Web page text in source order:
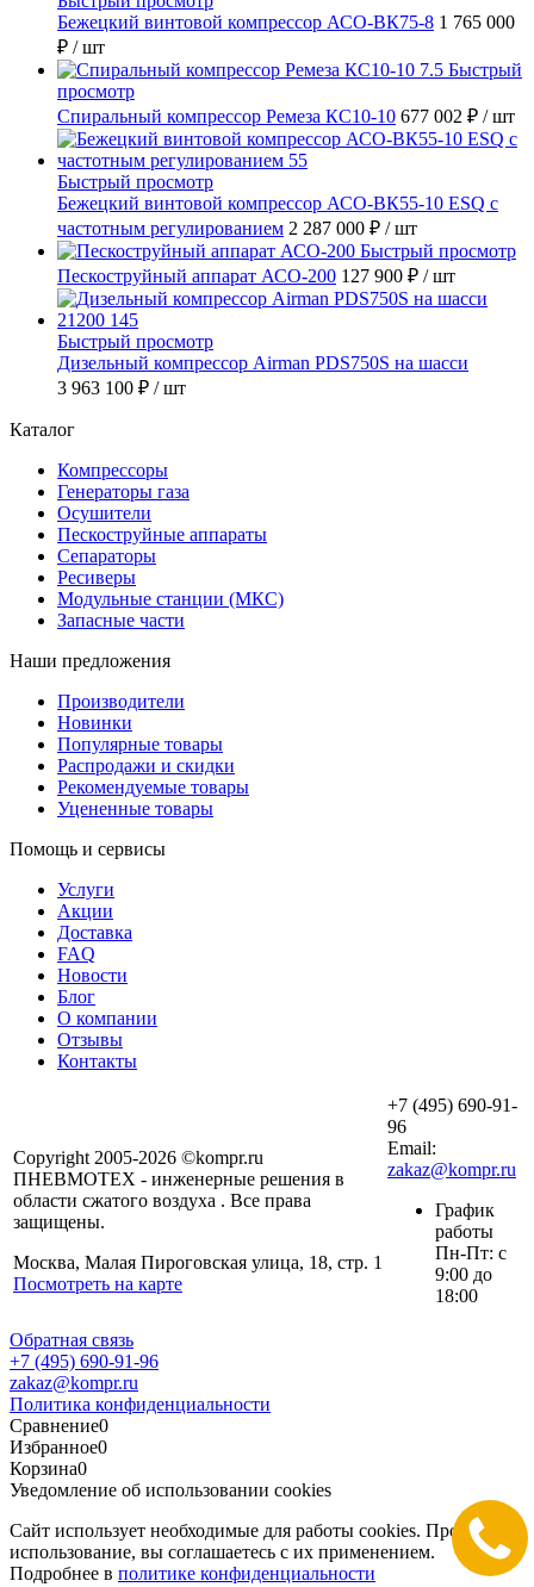
Бежецкий винтовой компрессор АСО-ВК75-8 1 765 000
₽ / шт
Быстрый
просмотр
Спиральный компрессор Ремеза КС10-10 677 002 ₽ / шт
Быстрый просмотр
Бежецкий винтовой компрессор АСО-ВК55-10 ESQ с
частотным регулированием 2 287 000 ₽ / шт
Быстрый просмотр
Пескоструйный аппарат АСО-200 127 900 ₽ / шт
Быстрый просмотр
Дизельный компрессор Airman PDS750S на шасси
3 963 100 ₽ / шт
Каталог
Компрессоры
Генераторы газа
Осушители
Пескоструйные аппараты
Сепараторы
Ресиверы
Модульные станции (МКС)
Запасные части
Наши предложения
Производители
Новинки
Популярные товары
Распродажи и скидки
Рекомендуемые товары
Уцененные товары
Помощь и сервисы
Услуги
Акции
Доставка
FAQ
Новости
Блог
О компании
Отзывы
Контакты
Copyright 2005-2026 ©kompr.ru
ПНЕВМОТЕХ - инженерные решения в
области сжатого воздуха . Все права
защищены.
Москва, Малая Пироговская улица, 18, стр. 1
Посмотреть на карте
+7 (495) 690-91-
96
Email:
zakaz@kompr.ru
График
работы
Пн-Пт: с
9:00 до
18:00
Обратная связь
+7 (495) 690-91-96
zakaz@kompr.ru
Политика конфиденциальности
Сравнение0
Избранное0
Корзина0
Уведомление об использовании cookies
Сайт использует необходимые для работы cookies. Продолжая
использование, вы соглашаетесь с их применением.
Подробнее в политике конфиденциальности